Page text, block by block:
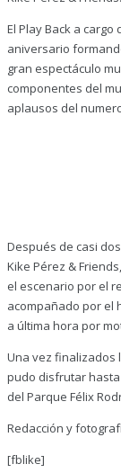
El Play Back a
aniversario
gran espectáculo
componentes del
aplausos del
Después de casi
Kike Pérez &
el escenario por el
acompañado por el
a última hora por
Una vez finalizados
pudo disfrutar
del Parque Félix
Redacción y
[fblike]